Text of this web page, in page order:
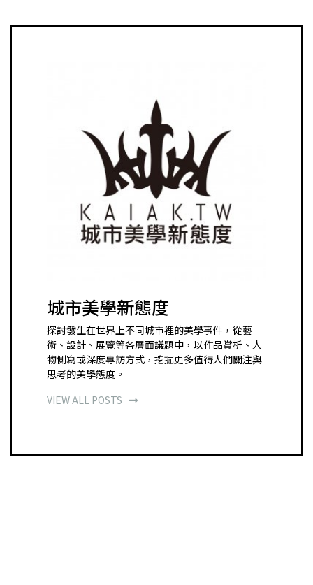
城市美學新態度
探討發生在世界上不同城市裡的美學事件，從藝
術、設計、展覽等各層面議題中，以作品賞析、人
物側寫或深度專訪方式，挖掘更多值得人們關注與
思考的美學態度。
VIEW ALL POSTS